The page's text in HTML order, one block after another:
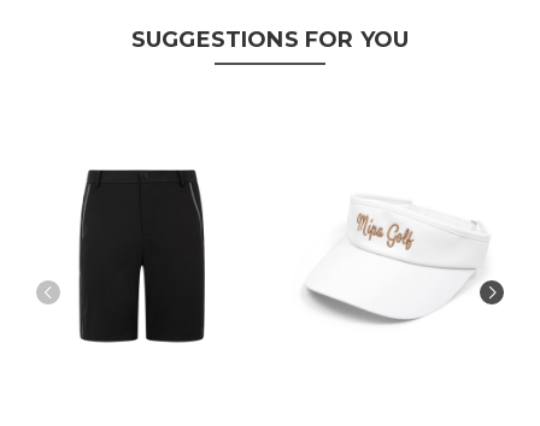
SUGGESTIONS FOR YOU